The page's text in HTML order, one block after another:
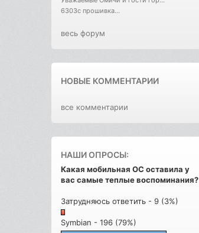
6303с прошивка...
весь форум
НОВЫЕ КОММЕНТАРИИ
все комментарии
НАШИ ОПРОСЫ:
Какая мобильная ОС оставила у
вас самые теплые воспоминания?
Затрудняюсь ответить - 9 (3%)
Symbian - 196 (79%)